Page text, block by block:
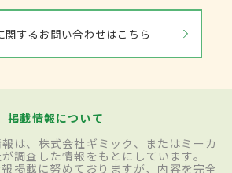
関するお問い合わせはこちら
掲載情報について
は、株式会社ギミック、またはミーカ
調査した情報をもとにしています。
掲載に努めておりますが、内容を完全